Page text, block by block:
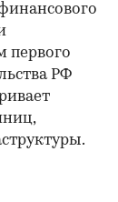
первого
РФ